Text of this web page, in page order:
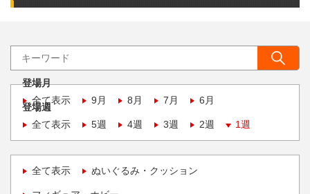
登場月
全て表示
9月 8月 7月 6月
登場週
全て表示
5週 4週 3週 2週 1週
全て表示 ぬいぐるみ・クッション